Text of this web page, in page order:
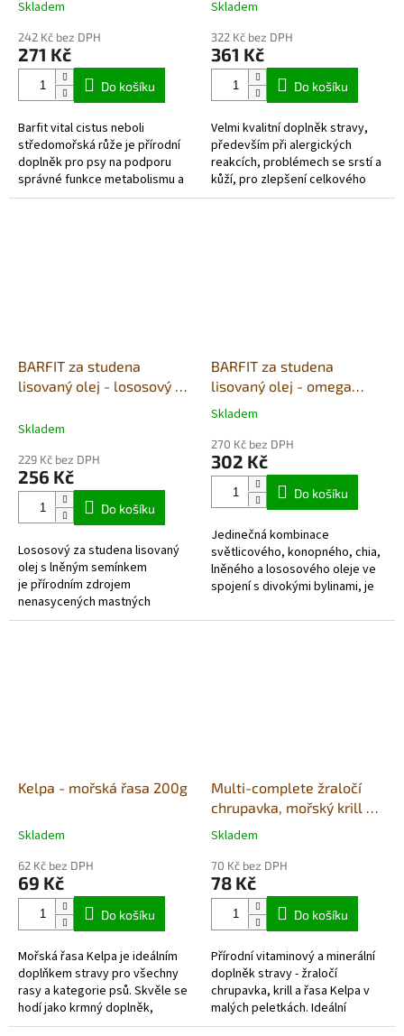
Skladem
242 Kč bez DPH
271 Kč
Do košíku
Barfit vital cistus neboli
středomořská růže je přírodní
doplněk pro psy na podporu
správné funkce metabolismu a
posílení imunitního systému.
Skladem
322 Kč bez DPH
361 Kč
Do košíku
Velmi kvalitní doplněk stravy,
především při alergických
reakcích, problémech se srstí a
kůží, pro zlepšení celkového
metabolizmu psa. Vhodný k
BARFIT za studena
lisovaný olej - lososový a
Skladem
229 Kč bez DPH
256 Kč
Do košíku
Lososový za studena lisovaný
olej s lněným semínkem
je přírodním zdrojem
nenasycených mastných
kyselin, takzvané Omega 3
BARFIT za studena
lisovaný olej - omega
pětisložkový 500ml
Průměrné
produktu
je
hvězdiček.
Skladem
270 Kč bez DPH
302 Kč
Do košíku
Jedinečná kombinace
světlicového, konopného, ​​chia,
lněného a lososového oleje ve
spojení s divokými bylinami, je
každodenní zásobování vašeho
Kelpa - mořská řasa 200g
Průměrné
produktu
je
hvězdiček.
Skladem
62 Kč bez DPH
69 Kč
Do košíku
Mořská řasa Kelpa je ideálním
doplňkem stravy pro všechny
rasy a kategorie psů. Skvěle se
hodí jako krmný doplněk,
zejména při praktikování syrové
Multi-complete žraločí
chrupavka, mořský krill a
Kelpa 200g
Průměrné
produktu
je
hvězdiček.
Skladem
70 Kč bez DPH
78 Kč
Do košíku
Přírodní vitaminový a minerální
doplněk stravy - žraločí
chrupavka, krill a řasa Kelpa v
malých peletkách. Ideální
doplněk stravy v podzimním a